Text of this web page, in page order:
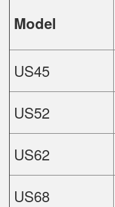
Model
US45
US52
US62
US68